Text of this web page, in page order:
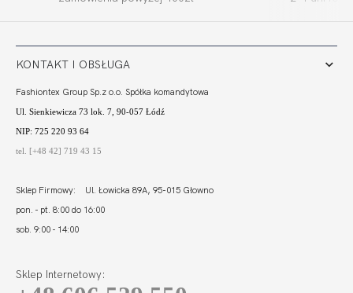
FULL CUP FUKSJA
KONTAKT I OBSŁUGA
Fashiontex Group Sp.z o.o. Spółka komandytowa
Ul. Sienkiewicza 73 lok. 7, 90-057 Łódź
NIP: 725 220 93 64
tel. [+48 42] 719 43 15
Sklep Firmowy: Ul. Łowicka 89A, 95-015 Głowno
pon. - pt. 8:00 do 16:00
sob. 9:00 - 14:00
Sklep Internetowy: